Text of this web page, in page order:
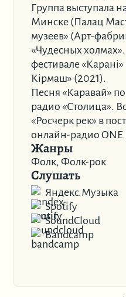
Группа выступала
Минске (Палац
музеев» (Арт-
«Чудесных холмах».
фестивале
Кiрмаш» (2021).
Песня «Каравай»
радио «Столица».
«Росчерк рек» в
онлайн-радио ONE
Жанры
Фолк, Фолк-рок
Слушать
Яндекс.Музыка
Spotify
SoundCloud
Bandcamp